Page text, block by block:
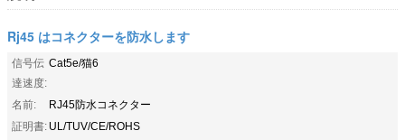
Rj45 はコネクターを防水します
信号伝
達速度:
Cat5e/猫6
名前:
RJ45防水コネクター
証明書: UL/TUV/CE/ROHS